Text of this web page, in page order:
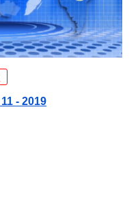
- 2019